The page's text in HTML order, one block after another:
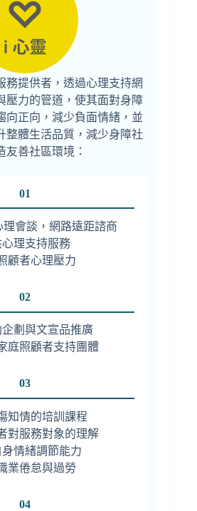
務提供者，透過心理支持網
壓力的管道，使其面對身障
向正向，減少負面情緒，並
整體生活品質，減少身障社
善社區環境：
01
理會談，網路遠距諮商
理支持服務
顧者心理壓力
02
劃與文宣品推廣
庭照顧者支持團體
03
知情的培訓課程
對服務對象的理解
情緒調節能力
業倦怠與過勞
04